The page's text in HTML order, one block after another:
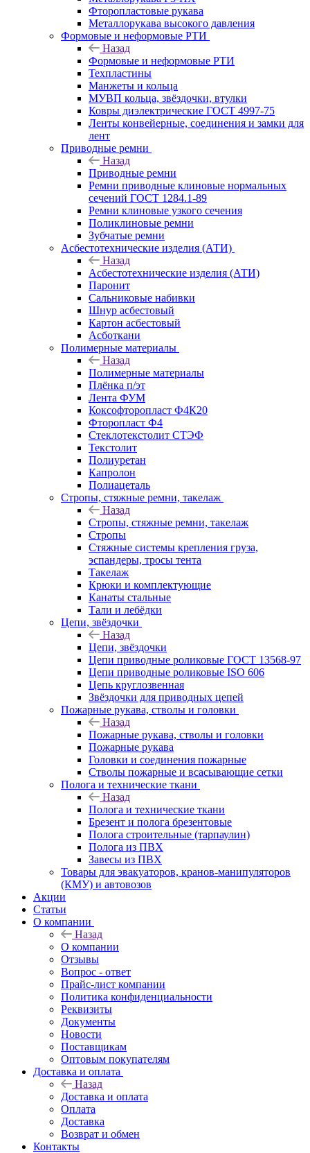
Фторопластовые рукава
Металлорукава высокого давления
Формовые и неформовые РТИ
Назад
Формовые и неформовые РТИ
Техпластины
Манжеты и кольца
МУВП кольца, звёздочки, втулки
Ковры диэлектрические ГОСТ 4997-75
Ленты конвейерные, соединения и замки для
лент
Приводные ремни
Назад
Приводные ремни
Ремни приводные клиновые нормальных
сечений ГОСТ 1284.1-89
Ремни клиновые узкого сечения
Поликлиновые ремни
Зубчатые ремни
Асбестотехнические изделия (АТИ)
Назад
Асбестотехнические изделия (АТИ)
Паронит
Сальниковые набивки
Шнур асбестовый
Картон асбестовый
Асботкани
Полимерные материалы
Назад
Полимерные материалы
Плёнка п/эт
Лента ФУМ
Коксофторопласт Ф4К20
Фторопласт Ф4
Стеклотекстолит СТЭФ
Текстолит
Полиуретан
Капролон
Полиацеталь
Стропы, стяжные ремни, такелаж
Назад
Стропы, стяжные ремни, такелаж
Стропы
Стяжные системы крепления груза,
эспандеры, тросы тента
Такелаж
Крюки и комплектующие
Канаты стальные
Тали и лебёдки
Цепи, звёздочки
Назад
Цепи, звёздочки
Цепи приводные роликовые ГОСТ 13568-97
Цепи приводные роликовые ISO 606
Цепь круглозвенная
Звёздочки для приводных цепей
Пожарные рукава, стволы и головки
Назад
Пожарные рукава, стволы и головки
Пожарные рукава
Головки и соединения пожарные
Стволы пожарные и всасывающие сетки
Полога и технические ткани
Назад
Полога и технические ткани
Брезент и полога брезентовые
Полога строительные (тарпаулин)
Полога из ПВХ
Завесы из ПВХ
Товары для эвакуаторов, кранов-манипуляторов
(КМУ) и автовозов
Акции
Статьи
О компании
Назад
О компании
Отзывы
Вопрос - ответ
Прайс-лист компании
Политика конфиденциальности
Реквизиты
Документы
Новости
Поставщикам
Оптовым покупателям
Доставка и оплата
Назад
Доставка и оплата
Оплата
Доставка
Возврат и обмен
Контакты